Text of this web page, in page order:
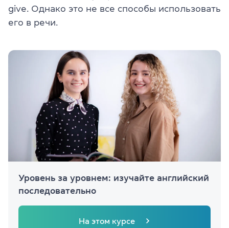
give. Однако это не все способы использовать
его в речи.
Уровень за уровнем: изучайте английский
последовательно
На этом курсе